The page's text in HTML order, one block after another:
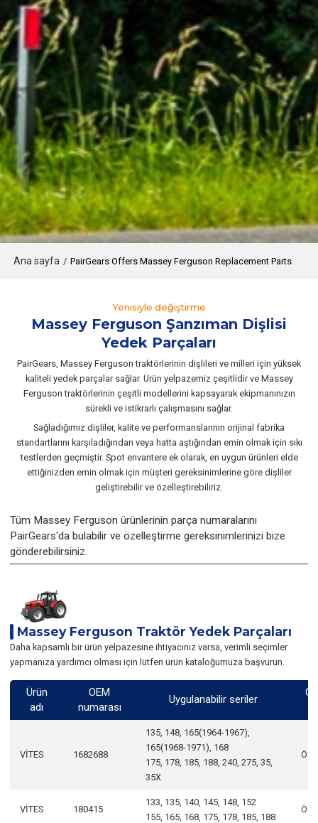
Ana sayfa / PairGears Offers Massey Ferguson Replacement Parts
Yenisiyle değiştirme
Massey Ferguson Şanzıman Dişlisi
Yedek Parçaları
PairGears, Massey Ferguson traktörlerinin dişlileri ve milleri için yüksek
kaliteli yedek parçalar sağlar. Ürün yelpazemiz çeşitlidir ve Massey
Ferguson traktörlerinin çeşitli modellerini kapsayarak ekipmanınızın
sürekli ve istikrarlı çalışmasını sağlar.
Sağladığımız dişliler, kalite ve performanslarının orijinal fabrika
standartlarını karşıladığından veya hatta aştığından emin olmak için sıkı
testlerden geçmiştir. Spot envantere ek olarak, en uygun ürünleri elde
ettiğinizden emin olmak için müşteri gereksinimlerine göre dişliler
geliştirebilir ve özelleştirebiliriz.
Tüm Massey Ferguson ürünlerinin parça numaralarını
PairGears'da bulabilir ve özelleştirme gereksinimlerinizi bize
gönderebilirsiniz.
Massey Ferguson Traktör Yedek Parçaları
Daha kapsamlı bir ürün yelpazesine ihtiyacınız varsa, verimli seçimler
yapmanıza yardımcı olması için lütfen ürün kataloğumuza başvurun.
Ürün
adı
OEM
numarası
Uygulanabilir seriler
VİTES 1682688
135, 148, 165(1964-1967),
165(1968-1971), 168
175, 178, 185, 188, 240, 275, 35,
35X
VİTES 180415
133, 135, 140, 145, 148, 152
155, 165, 168, 175, 178, 185, 188